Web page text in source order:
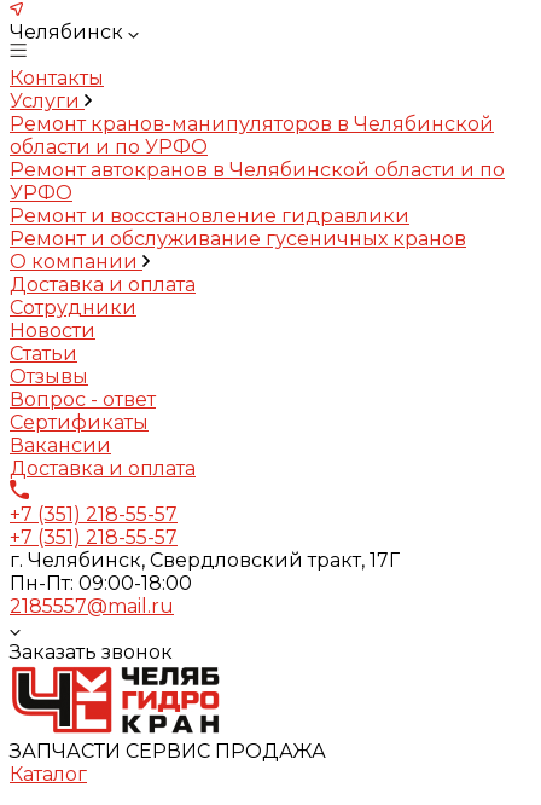
Челябинск
Контакты
Услуги
Ремонт кранов-манипуляторов в Челябинской
области и по УРФО
Ремонт автокранов в Челябинской области и по
УРФО
Ремонт и восстановление гидравлики
Ремонт и обслуживание гусеничных кранов
О компании
Доставка и оплата
Сотрудники
Новости
Статьи
Отзывы
Вопрос - ответ
Сертификаты
Вакансии
Доставка и оплата
+7 (351) 218-55-57
+7 (351) 218-55-57
г. Челябинск, Свердловский тракт, 17Г
Пн-Пт: 09:00-18:00
2185557@mail.ru
Заказать звонок
ЗАПЧАСТИ СЕРВИС ПРОДАЖА
Каталог